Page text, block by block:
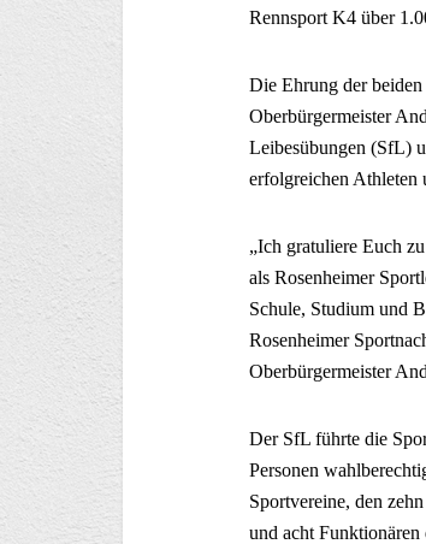
Rennsport K4 über
Die Ehrung der
Oberbürgermeister
Leibesübungen (SfL)
erfolgreichen Athleten
„Ich gratuliere Euch
als Rosenheimer
Schule, Studium und
Rosenheimer
Oberbürgermeister
Der SfL führte die
Personen
Sportvereine, den
und acht